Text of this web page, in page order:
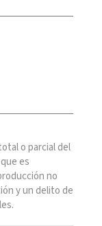
o parcial del
es
no
y un delito de